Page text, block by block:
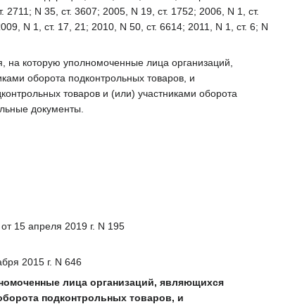
N 35, ст. 3607; 2005, N 19, ст. 1752; 2006, N 1, ст.
N 1, ст. 17, 21; 2010, N 50, ст. 6614; 2011, N 1, ст. 6; N
на которую уполномоченные лица организаций,
оборота подконтрольных товаров, и
товаров и (или) участниками оборота
документы.
15 апреля 2019 г. N 195
2015 г. N 646
лица организаций, являющихся
подконтрольных товаров, и